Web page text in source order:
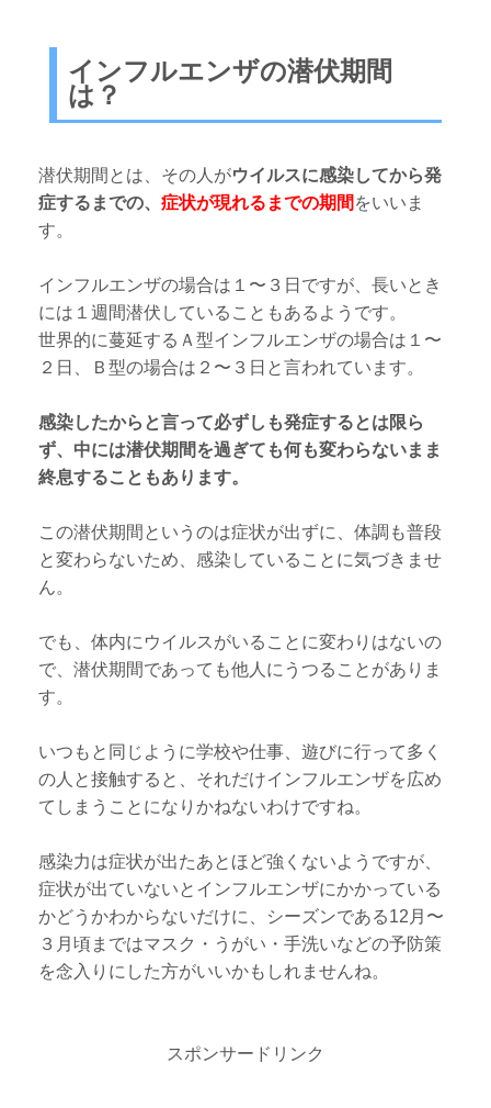
インフルエンザの潜伏期間
は？
潜伏期間とは、その人がウイルスに感染してから発
症するまでの、症状が現れるまでの期間 をいいま
す。
インフルエンザの場合は１〜３日ですが、長いとき
には１週間潜伏していることもあるようです。
世界的に蔓延するＡ型インフルエンザの場合は１〜
２日、Ｂ型の場合は２〜３日と言われています。
感染したからと言って必ずしも発症するとは限ら
ず、中には潜伏期間を過ぎても何も変わらないまま
終息することもあります。
この潜伏期間というのは症状が出ずに、体調も普段
と変わらないため、感染していることに気づきませ
ん。
でも、体内にウイルスがいることに変わりはないの
で、潜伏期間であっても他人にうつることがありま
す。
いつもと同じように学校や仕事、遊びに行って多く
の人と接触すると、それだけインフルエンザを広め
てしまうことになりかねないわけですね。
感染力は症状が出たあとほど強くないようですが、
症状が出ていないとインフルエンザにかかっている
かどうかわからないだけに、シーズンである12月〜
３月頃まではマスク・うがい・手洗いなどの予防策
を念入りにした方がいいかもしれませんね。
スポンサードリンク